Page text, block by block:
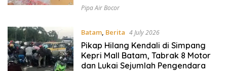
Pipa Air Bocor
Batam, Berita 4 July 2026
Pikap Hilang Kendali di Simpang
Kepri Mall Batam, Tabrak 8 Motor
dan Lukai Sejumlah Pengendara